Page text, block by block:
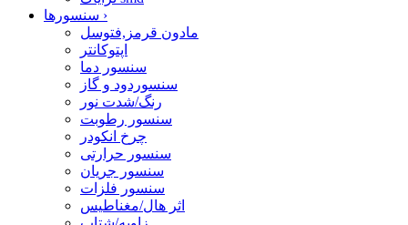
›
مادون قرمز,فتوسل
اپتوکانتر
سنسور دما
سنسوردود و گاز
رنگ/شدت نور
سنسور رطوبت
چرخ انکودر
سنسور حرارتی
سنسور جریان
سنسور فلزات
اثر هال/مغناطیس